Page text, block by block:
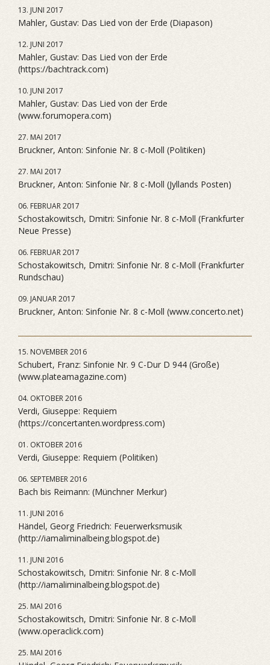
13. JUNI 2017
Mahler, Gustav: Das Lied von der Erde (Diapason)
12. JUNI 2017
Mahler, Gustav: Das Lied von der Erde
(https://bachtrack.com)
10. JUNI 2017
Mahler, Gustav: Das Lied von der Erde
(www.forumopera.com)
27. MAI 2017
Bruckner, Anton: Sinfonie Nr. 8 c-Moll (Politiken)
27. MAI 2017
Bruckner, Anton: Sinfonie Nr. 8 c-Moll (Jyllands Posten)
06. FEBRUAR 2017
Schostakowitsch, Dmitri: Sinfonie Nr. 8 c-Moll (Frankfurter
Neue Presse)
06. FEBRUAR 2017
Schostakowitsch, Dmitri: Sinfonie Nr. 8 c-Moll (Frankfurter
Rundschau)
09. JANUAR 2017
Bruckner, Anton: Sinfonie Nr. 8 c-Moll (www.concerto.net)
15. NOVEMBER 2016
Schubert, Franz: Sinfonie Nr. 9 C-Dur D 944 (Große)
(www.plateamagazine.com)
04. OKTOBER 2016
Verdi, Giuseppe: Requiem
(https://concertanten.wordpress.com)
01. OKTOBER 2016
Verdi, Giuseppe: Requiem (Politiken)
06. SEPTEMBER 2016
Bach bis Reimann: (Münchner Merkur)
11. JUNI 2016
Händel, Georg Friedrich: Feuerwerksmusik
(http://iamaliminalbeing.blogspot.de)
11. JUNI 2016
Schostakowitsch, Dmitri: Sinfonie Nr. 8 c-Moll
(http://iamaliminalbeing.blogspot.de)
25. MAI 2016
Schostakowitsch, Dmitri: Sinfonie Nr. 8 c-Moll
(www.operaclick.com)
25. MAI 2016